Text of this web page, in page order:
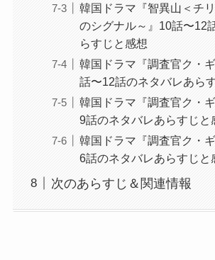
韓国ドラマ『智異山＜チ
のシグナル～』10話〜12
らすじと感想
韓国ドラマ『調査官ク・
話〜12話のネタバレあら
韓国ドラマ『調査官ク・
9話のネタバレあらすじと
韓国ドラマ『調査官ク・
6話のネタバレあらすじと
次のあらすじ＆関連情報